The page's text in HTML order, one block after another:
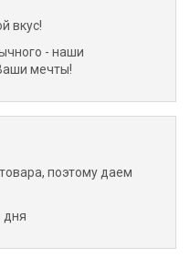
вкус!
- наши
мечты!
поэтому даем
дня